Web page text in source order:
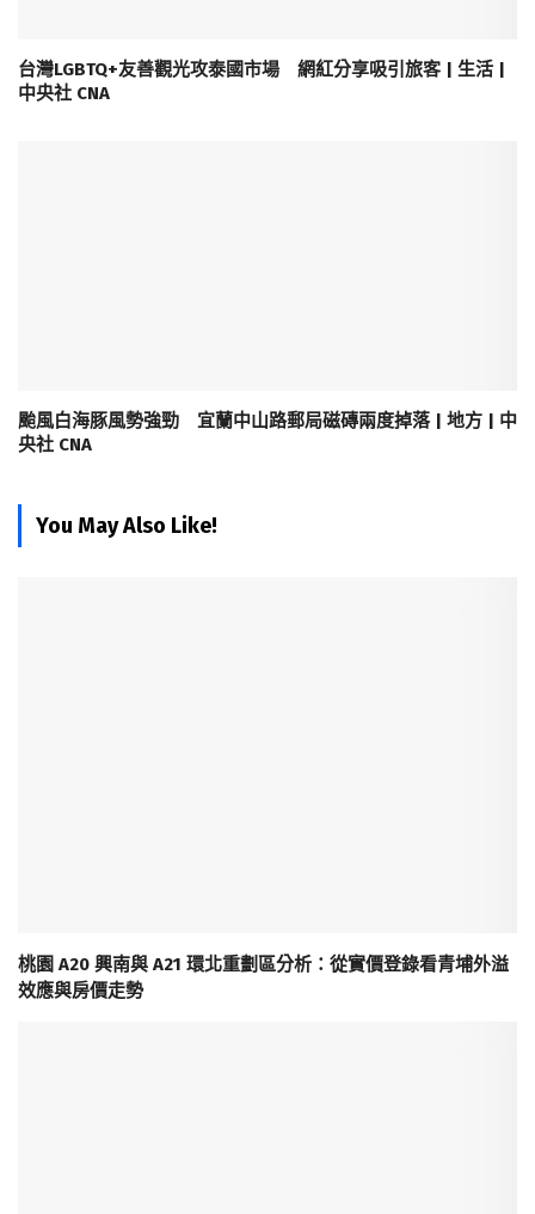
台灣LGBTQ+友善觀光攻泰國市場 網紅分享吸引旅客 | 生活 |
中央社 CNA
颱風白海豚風勢強勁 宜蘭中山路郵局磁磚兩度掉落 | 地方 | 中
央社 CNA
You May Also Like!
桃園 A20 興南與 A21 環北重劃區分析：從實價登錄看青埔外溢
效應與房價走勢